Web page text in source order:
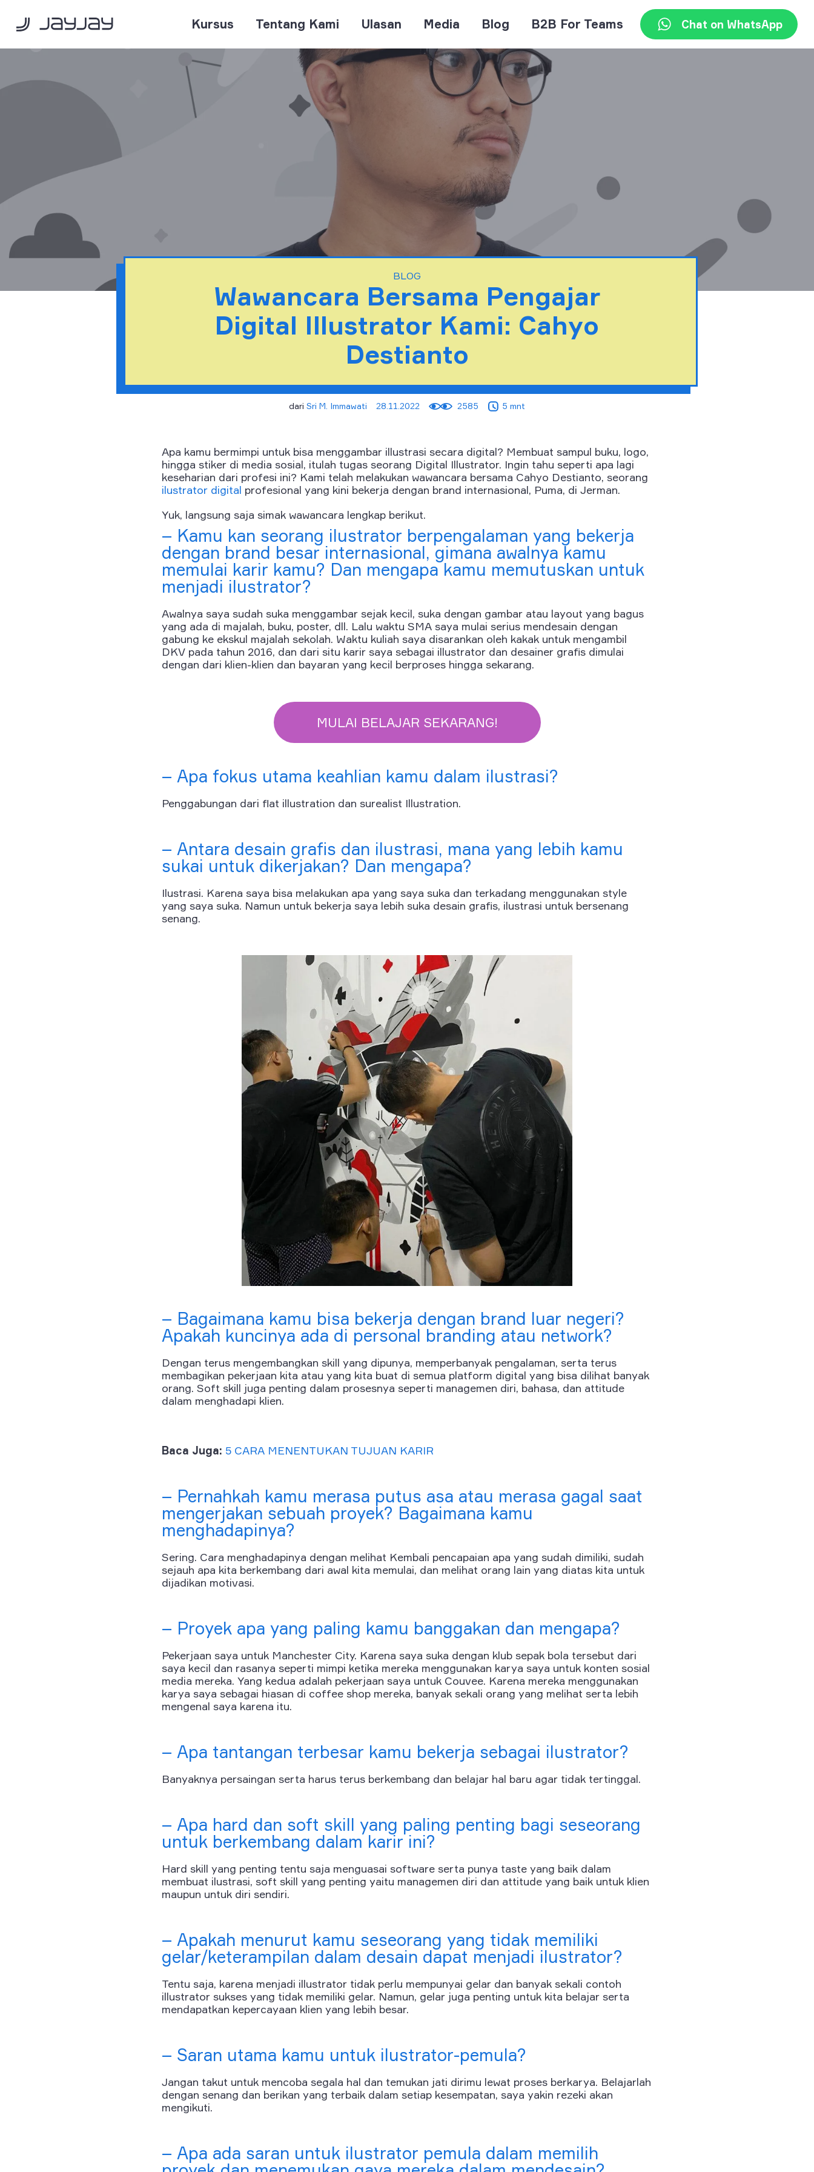
Kursus Tentang Kami Ulasan Media Blog B2B For Teams Chat on WhatsApp
BLOG
Wawancara Bersama Pengajar
Digital Illustrator Kami: Cahyo
Destianto
dari Sri M. Immawati 28.11.2022 2585 5 mnt
Apa kamu bermimpi untuk bisa menggambar illustrasi secara digital? Membuat sampul buku, logo,
hingga stiker di media sosial, itulah tugas seorang Digital Illustrator. Ingin tahu seperti apa lagi
keseharian dari profesi ini? Kami telah melakukan wawancara bersama Cahyo Destianto, seorang
ilustrator digital profesional yang kini bekerja dengan brand internasional, Puma, di Jerman.
Yuk, langsung saja simak wawancara lengkap berikut.
– Kamu kan seorang ilustrator berpengalaman yang bekerja
dengan brand besar internasional, gimana awalnya kamu
memulai karir kamu? Dan mengapa kamu memutuskan untuk
menjadi ilustrator?
Awalnya saya sudah suka menggambar sejak kecil, suka dengan gambar atau layout yang bagus
yang ada di majalah, buku, poster, dll. Lalu waktu SMA saya mulai serius mendesain dengan
gabung ke ekskul majalah sekolah. Waktu kuliah saya disarankan oleh kakak untuk mengambil
DKV pada tahun 2016, dan dari situ karir saya sebagai illustrator dan desainer grafis dimulai
dengan dari klien-klien dan bayaran yang kecil berproses hingga sekarang.
MULAI BELAJAR SEKARANG!
– Apa fokus utama keahlian kamu dalam ilustrasi?
Penggabungan dari flat illustration dan surealist Illustration.
– Antara desain grafis dan ilustrasi, mana yang lebih kamu
sukai untuk dikerjakan? Dan mengapa?
Ilustrasi. Karena saya bisa melakukan apa yang saya suka dan terkadang menggunakan style
yang saya suka. Namun untuk bekerja saya lebih suka desain grafis, ilustrasi untuk bersenang
senang.
– Bagaimana kamu bisa bekerja dengan brand luar negeri?
Apakah kuncinya ada di personal branding atau network?
Dengan terus mengembangkan skill yang dipunya, memperbanyak pengalaman, serta terus
membagikan pekerjaan kita atau yang kita buat di semua platform digital yang bisa dilihat banyak
orang. Soft skill juga penting dalam prosesnya seperti managemen diri, bahasa, dan attitude
dalam menghadapi klien.
Baca Juga: 5 CARA MENENTUKAN TUJUAN KARIR
– Pernahkah kamu merasa putus asa atau merasa gagal saat
mengerjakan sebuah proyek? Bagaimana kamu
menghadapinya?
Sering. Cara menghadapinya dengan melihat Kembali pencapaian apa yang sudah dimiliki, sudah
sejauh apa kita berkembang dari awal kita memulai, dan melihat orang lain yang diatas kita untuk
dijadikan motivasi.
– Proyek apa yang paling kamu banggakan dan mengapa?
Pekerjaan saya untuk Manchester City. Karena saya suka dengan klub sepak bola tersebut dari
saya kecil dan rasanya seperti mimpi ketika mereka menggunakan karya saya untuk konten sosial
media mereka. Yang kedua adalah pekerjaan saya untuk Couvee. Karena mereka menggunakan
karya saya sebagai hiasan di coffee shop mereka, banyak sekali orang yang melihat serta lebih
mengenal saya karena itu.
– Apa tantangan terbesar kamu bekerja sebagai ilustrator?
Banyaknya persaingan serta harus terus berkembang dan belajar hal baru agar tidak tertinggal.
– Apa hard dan soft skill yang paling penting bagi seseorang
untuk berkembang dalam karir ini?
Hard skill yang penting tentu saja menguasai software serta punya taste yang baik dalam
membuat ilustrasi, soft skill yang penting yaitu managemen diri dan attitude yang baik untuk klien
maupun untuk diri sendiri.
– Apakah menurut kamu seseorang yang tidak memiliki
gelar/keterampilan dalam desain dapat menjadi ilustrator?
Tentu saja, karena menjadi illustrator tidak perlu mempunyai gelar dan banyak sekali contoh
illustrator sukses yang tidak memiliki gelar. Namun, gelar juga penting untuk kita belajar serta
mendapatkan kepercayaan klien yang lebih besar.
– Saran utama kamu untuk ilustrator-pemula?
Jangan takut untuk mencoba segala hal dan temukan jati dirimu lewat proses berkarya. Belajarlah
dengan senang dan berikan yang terbaik dalam setiap kesempatan, saya yakin rezeki akan
mengikuti.
– Apa ada saran untuk ilustrator pemula dalam memilih